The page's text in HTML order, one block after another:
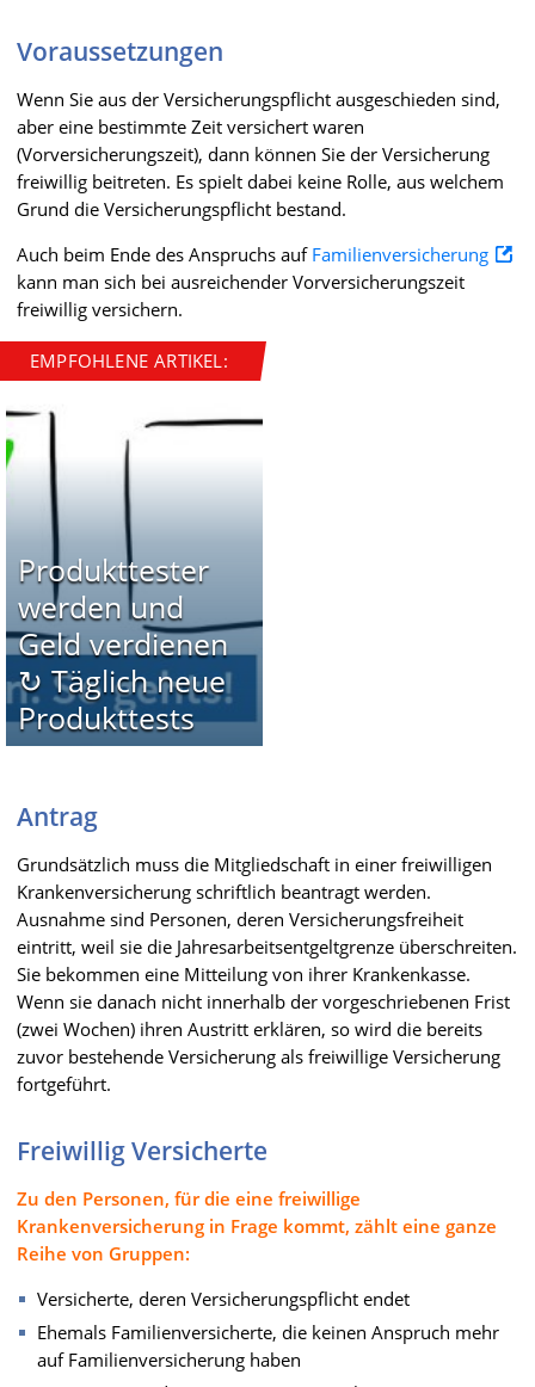
Voraussetzungen
Wenn Sie aus der Versicherungspflicht ausgeschieden sind,
aber eine bestimmte Zeit versichert waren
(Vorversicherungszeit), dann können Sie der Versicherung
freiwillig beitreten. Es spielt dabei keine Rolle, aus welchem
Grund die Versicherungspflicht bestand.
Auch beim Ende des Anspruchs auf Familienversicherung
kann man sich bei ausreichender Vorversicherungszeit
freiwillig versichern.
EMPFOHLENE ARTIKEL:
Produkttester
werden und
Geld verdienen
↻ Täglich neue
Produkttests
Antrag
Grundsätzlich muss die Mitgliedschaft in einer freiwilligen
Krankenversicherung schriftlich beantragt werden.
Ausnahme sind Personen, deren Versicherungsfreiheit
eintritt, weil sie die Jahresarbeitsentgeltgrenze überschreiten.
Sie bekommen eine Mitteilung von ihrer Krankenkasse.
Wenn sie danach nicht innerhalb der vorgeschriebenen Frist
(zwei Wochen) ihren Austritt erklären, so wird die bereits
zuvor bestehende Versicherung als freiwillige Versicherung
fortgeführt.
Freiwillig Versicherte
Zu den Personen, für die eine freiwillige
Krankenversicherung in Frage kommt, zählt eine ganze
Reihe von Gruppen:
Versicherte, deren Versicherungspflicht endet
Ehemals Familienversicherte, die keinen Anspruch mehr
auf Familienversicherung haben